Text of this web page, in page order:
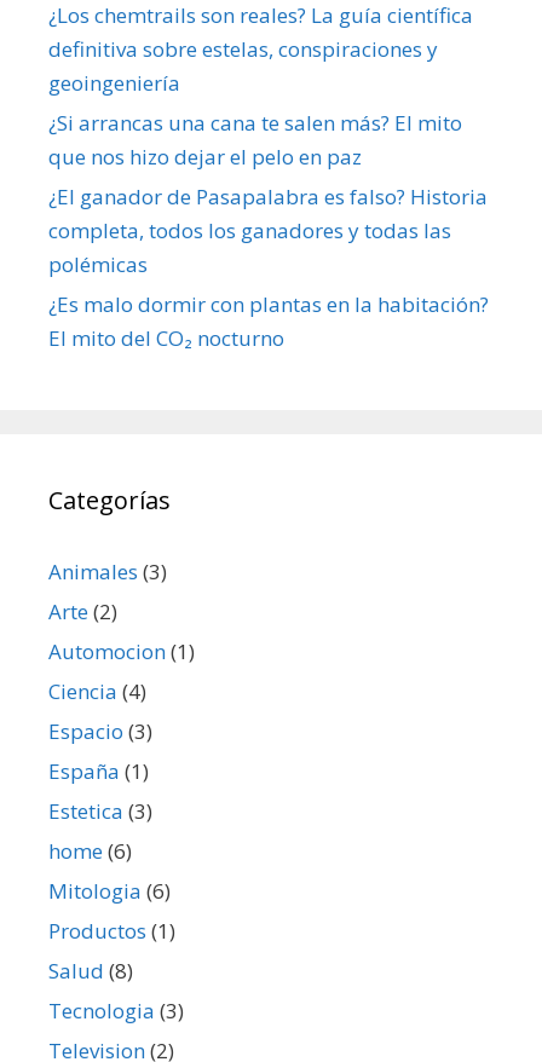
¿Los chemtrails son reales? La guía científica
definitiva sobre estelas, conspiraciones y
geoingeniería
¿Si arrancas una cana te salen más? El mito
que nos hizo dejar el pelo en paz
¿El ganador de Pasapalabra es falso? Historia
completa, todos los ganadores y todas las
polémicas
¿Es malo dormir con plantas en la habitación?
El mito del CO₂ nocturno
Categorías
Animales (3)
Arte(2)
Automocion(1)
Ciencia (4)
Espacio (3)
España (1)
Estetica (3)
home(6)
Mitologia (6)
Productos (1)
Salud (8)
Tecnologia (3)
Television(2)